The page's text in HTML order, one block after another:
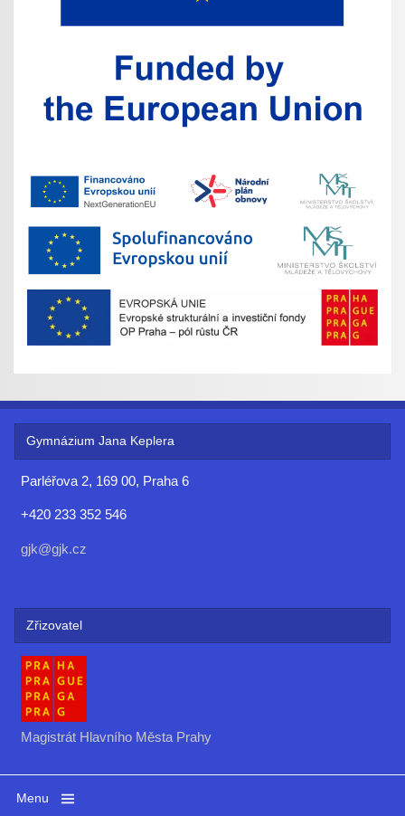
Gymnázium Jana Keplera
Parléřova 2, 169 00, Praha 6
+420 233 352 546
gjk@gjk.cz
Zřizovatel
Magistrát Hlavního Města Prahy
Menu